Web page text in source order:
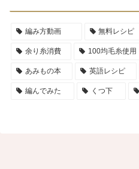
編み方動画 無料レシピ
余り糸消費 100均毛糸使用
あみもの本 英語レシピ
編んでみた くつ下